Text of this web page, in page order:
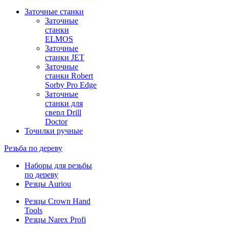
Заточные станки
Заточные
станки
ELMOS
Заточные
станки JET
Заточные
станки Robert
Sorby Pro Edge
Заточные
станки для
сверл Drill
Doctor
Точилки ручные
Резьба по дереву
Наборы для резьбы
по дереву
Резцы Auriou
Резцы Crown Hand
Tools
Резцы Narex Profi